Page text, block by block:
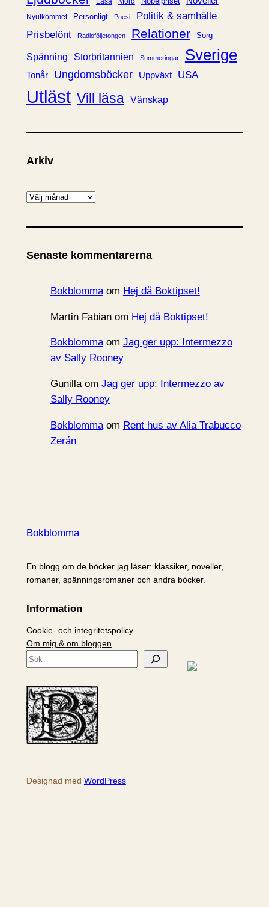
Nyutkommet Personligt Poesi
Politik & samhälle
Prisbelönt
Radioföljetongen Relationer Sorg
Spänning Storbritannien Summeringar Sverige
Tonår Ungdomsböcker Uppväxt USA
Utläst Vill läsa Vänskap
Arkiv
A
k
v
Senaste kommentarerna
Bokblommaom Hej då Boktipset!
Martin Fabianom Hej då Boktipset!
Bokblommaom Jag ger upp: Intermezzo
av Sally Rooney
Gunillaom Jag ger upp: Intermezzo av
Sally Rooney
Bokblommaom Rent hus av Alia Trabucco
Zerán
Bokblomma
En blogg om de böcker jag läser: klassiker, noveller,
romaner, spänningsromaner och andra böcker.
Information
Cookie- och integritetspolicy
Om mig & om bloggen
S
k
Designad med WordPress